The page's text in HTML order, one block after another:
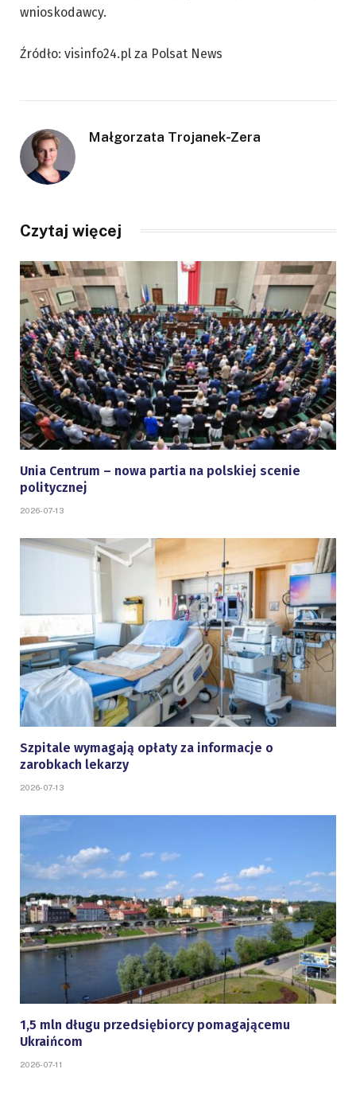
wnioskodawcy.
Źródło: visinfo24.pl za Polsat News
Małgorzata Trojanek-Zera
Czytaj więcej
Unia Centrum – nowa partia na polskiej scenie
politycznej
2026-07-13
Szpitale wymagają opłaty za informacje o
zarobkach lekarzy
2026-07-13
1,5 mln długu przedsiębiorcy pomagającemu
Ukraińcom
2026-07-11